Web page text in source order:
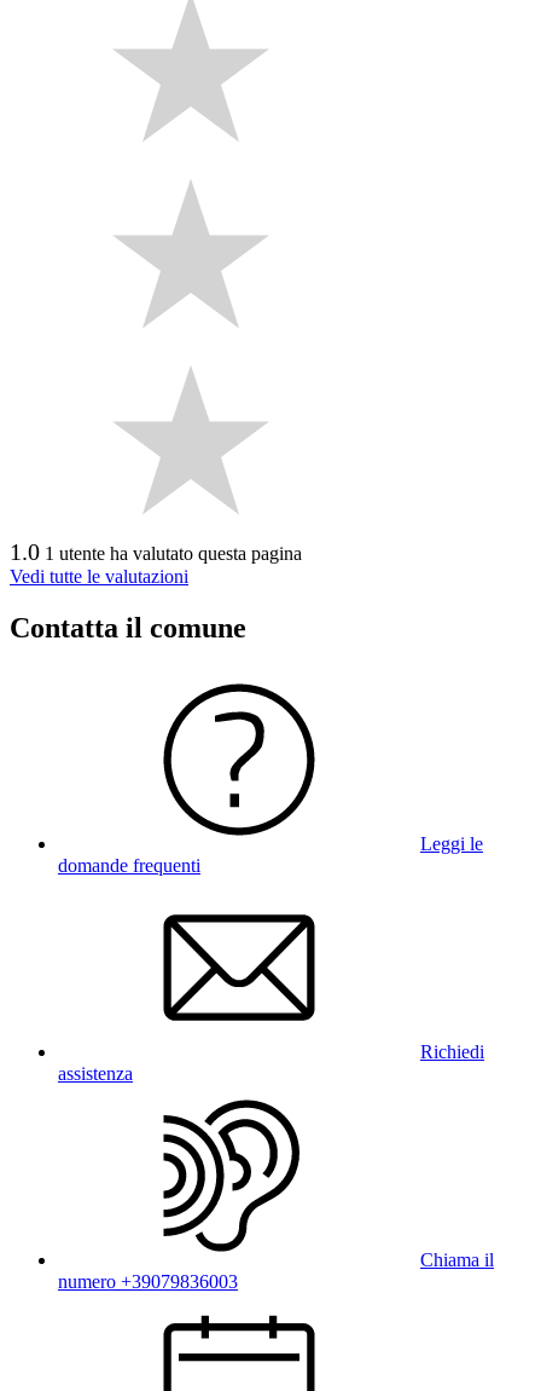
1.0 1 utente ha valutato questa pagina
Vedi tutte le valutazioni
Contatta il comune
Leggi le
domande frequenti
Richiedi
assistenza
Chiama il
numero +39079836003